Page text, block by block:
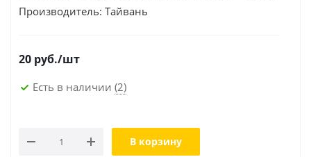
Производитель: Тайвань
20 руб./шт
Есть в наличии (2)
В корзину